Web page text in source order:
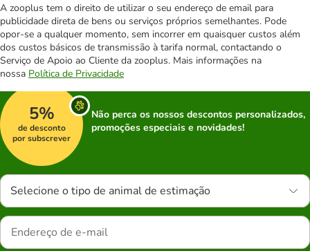
A zooplus tem o direito de utilizar o seu endereço de email para
publicidade direta de bens ou serviços próprios semelhantes. Pode
opor-se a qualquer momento, sem incorrer em quaisquer custos além
dos custos básicos de transmissão à tarifa normal, contactando o
Serviço de Apoio ao Cliente da zooplus. Mais informações na
nossa Política de Privacidade
5%
de desconto
por subscrever
Não perca os nossos descontos personalizados,
promoções especiais e novidades!
Selecione o tipo de animal de estimação